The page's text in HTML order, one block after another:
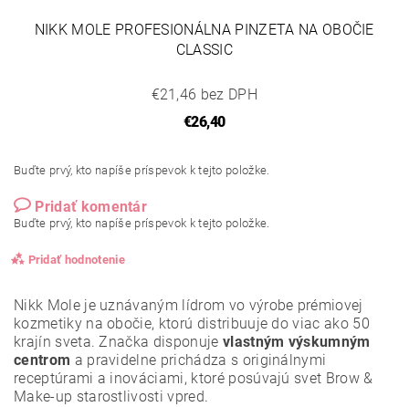
NIKK MOLE PROFESIONÁLNA PINZETA NA OBOČIE
CLASSIC
€21,46 bez DPH
€26,40
Buďte prvý, kto napíše príspevok k tejto položke.
Pridať komentár
Buďte prvý, kto napíše príspevok k tejto položke.
Pridať hodnotenie
Nikk Mole je uznávaným lídrom vo výrobe prémiovej
kozmetiky na obočie, ktorú distribuuje do viac ako 50
krajín sveta. Značka disponuje vlastným výskumným
centrom a pravidelne prichádza s originálnymi
receptúrami a inováciami, ktoré posúvajú svet Brow &
Make-up starostlivosti vpred.